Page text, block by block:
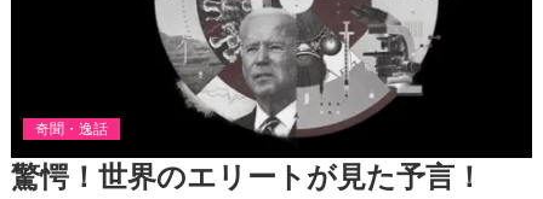
奇聞・逸話
驚愕！世界のエリートが見た予言！